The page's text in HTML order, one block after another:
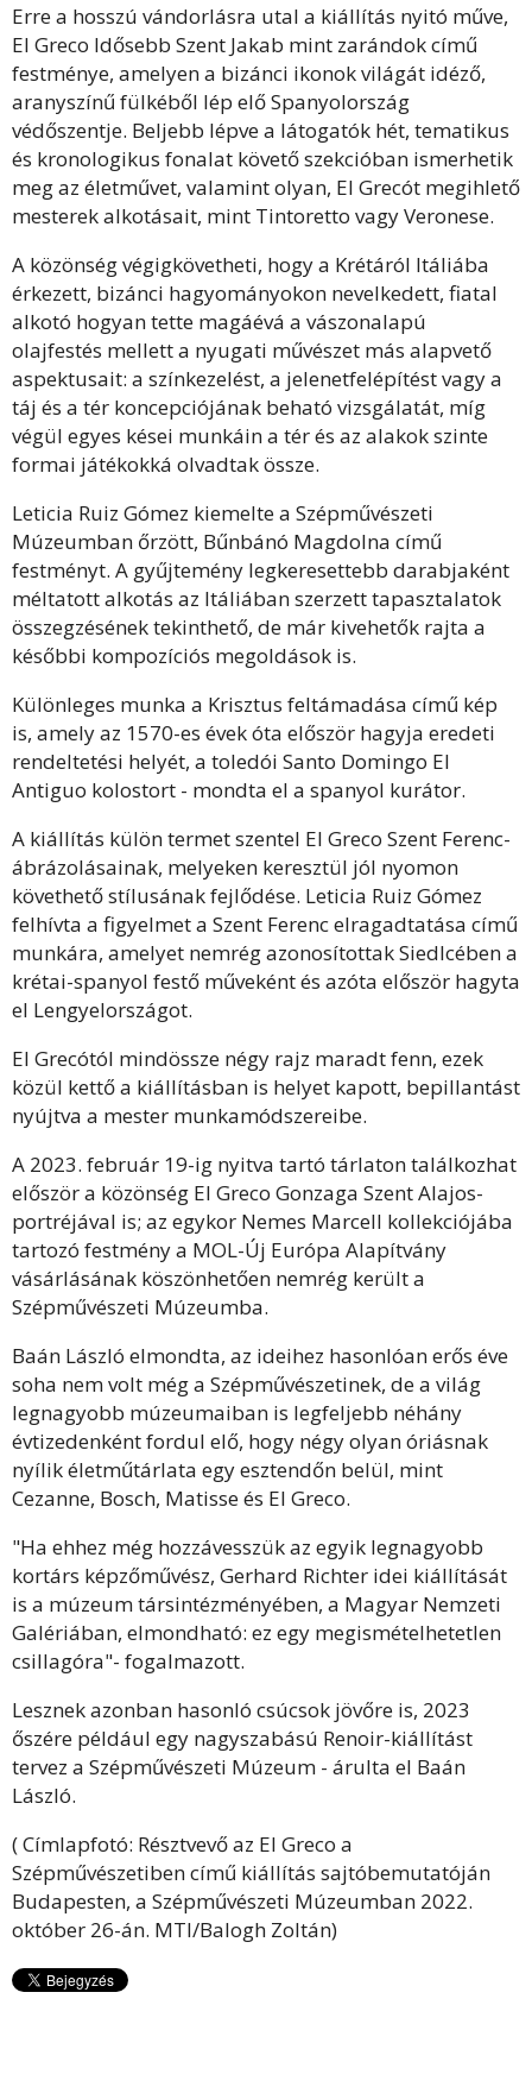
Erre a hosszú vándorlásra utal a kiállítás nyitó műve,
El Greco Idősebb Szent Jakab mint zarándok című
festménye, amelyen a bizánci ikonok világát idéző,
aranyszínű fülkéből lép elő Spanyolország
védőszentje. Beljebb lépve a látogatók hét, tematikus
és kronologikus fonalat követő szekcióban ismerhetik
meg az életművet, valamint olyan, El Grecót megihlető
mesterek alkotásait, mint Tintoretto vagy Veronese.
A közönség végigkövetheti, hogy a Krétáról Itáliába
érkezett, bizánci hagyományokon nevelkedett, fiatal
alkotó hogyan tette magáévá a vászonalapú
olajfestés mellett a nyugati művészet más alapvető
aspektusait: a színkezelést, a jelenetfelépítést vagy a
táj és a tér koncepciójának beható vizsgálatát, míg
végül egyes kései munkáin a tér és az alakok szinte
formai játékokká olvadtak össze.
Leticia Ruiz Gómez kiemelte a Szépművészeti
Múzeumban őrzött, Bűnbánó Magdolna című
festményt. A gyűjtemény legkeresettebb darabjaként
méltatott alkotás az Itáliában szerzett tapasztalatok
összegzésének tekinthető, de már kivehetők rajta a
későbbi kompozíciós megoldások is.
Különleges munka a Krisztus feltámadása című kép
is, amely az 1570-es évek óta először hagyja eredeti
rendeltetési helyét, a toledói Santo Domingo El
Antiguo kolostort - mondta el a spanyol kurátor.
A kiállítás külön termet szentel El Greco Szent Ferenc-
ábrázolásainak, melyeken keresztül jól nyomon
követhető stílusának fejlődése. Leticia Ruiz Gómez
felhívta a figyelmet a Szent Ferenc elragadtatása című
munkára, amelyet nemrég azonosítottak Siedlcében a
krétai-spanyol festő műveként és azóta először hagyta
el Lengyelországot.
El Grecótól mindössze négy rajz maradt fenn, ezek
közül kettő a kiállításban is helyet kapott, bepillantást
nyújtva a mester munkamódszereibe.
A 2023. február 19-ig nyitva tartó tárlaton találkozhat
először a közönség El Greco Gonzaga Szent Alajos-
portréjával is; az egykor Nemes Marcell kollekciójába
tartozó festmény a MOL-Új Európa Alapítvány
vásárlásának köszönhetően nemrég került a
Szépművészeti Múzeumba.
Baán László elmondta, az ideihez hasonlóan erős éve
soha nem volt még a Szépművészetinek, de a világ
legnagyobb múzeumaiban is legfeljebb néhány
évtizedenként fordul elő, hogy négy olyan óriásnak
nyílik életműtárlata egy esztendőn belül, mint
Cezanne, Bosch, Matisse és El Greco.
"Ha ehhez még hozzávesszük az egyik legnagyobb
kortárs képzőművész, Gerhard Richter idei kiállítását
is a múzeum társintézményében, a Magyar Nemzeti
Galériában, elmondható: ez egy megismételhetetlen
csillagóra"- fogalmazott.
Lesznek azonban hasonló csúcsok jövőre is, 2023
őszére például egy nagyszabású Renoir-kiállítást
tervez a Szépművészeti Múzeum - árulta el Baán
László.
( Címlapfotó: Résztvevő az El Greco a
Szépművészetiben című kiállítás sajtóbemutatóján
Budapesten, a Szépművészeti Múzeumban 2022.
október 26-án. MTI/Balogh Zoltán)